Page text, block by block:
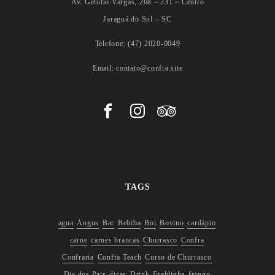
Av. Getúlio Vargas, 268 – 231 – Centro
Jaraguá do Sul – SC
Telefone: (47) 2020-0049
Email: contato@confra.site
TAGS
agua Angus Bar Bebiba Boi Bovino cardápio
carne carnes brancas Churrasco Confra
Confraria Confra Teach Curso de Churrasco